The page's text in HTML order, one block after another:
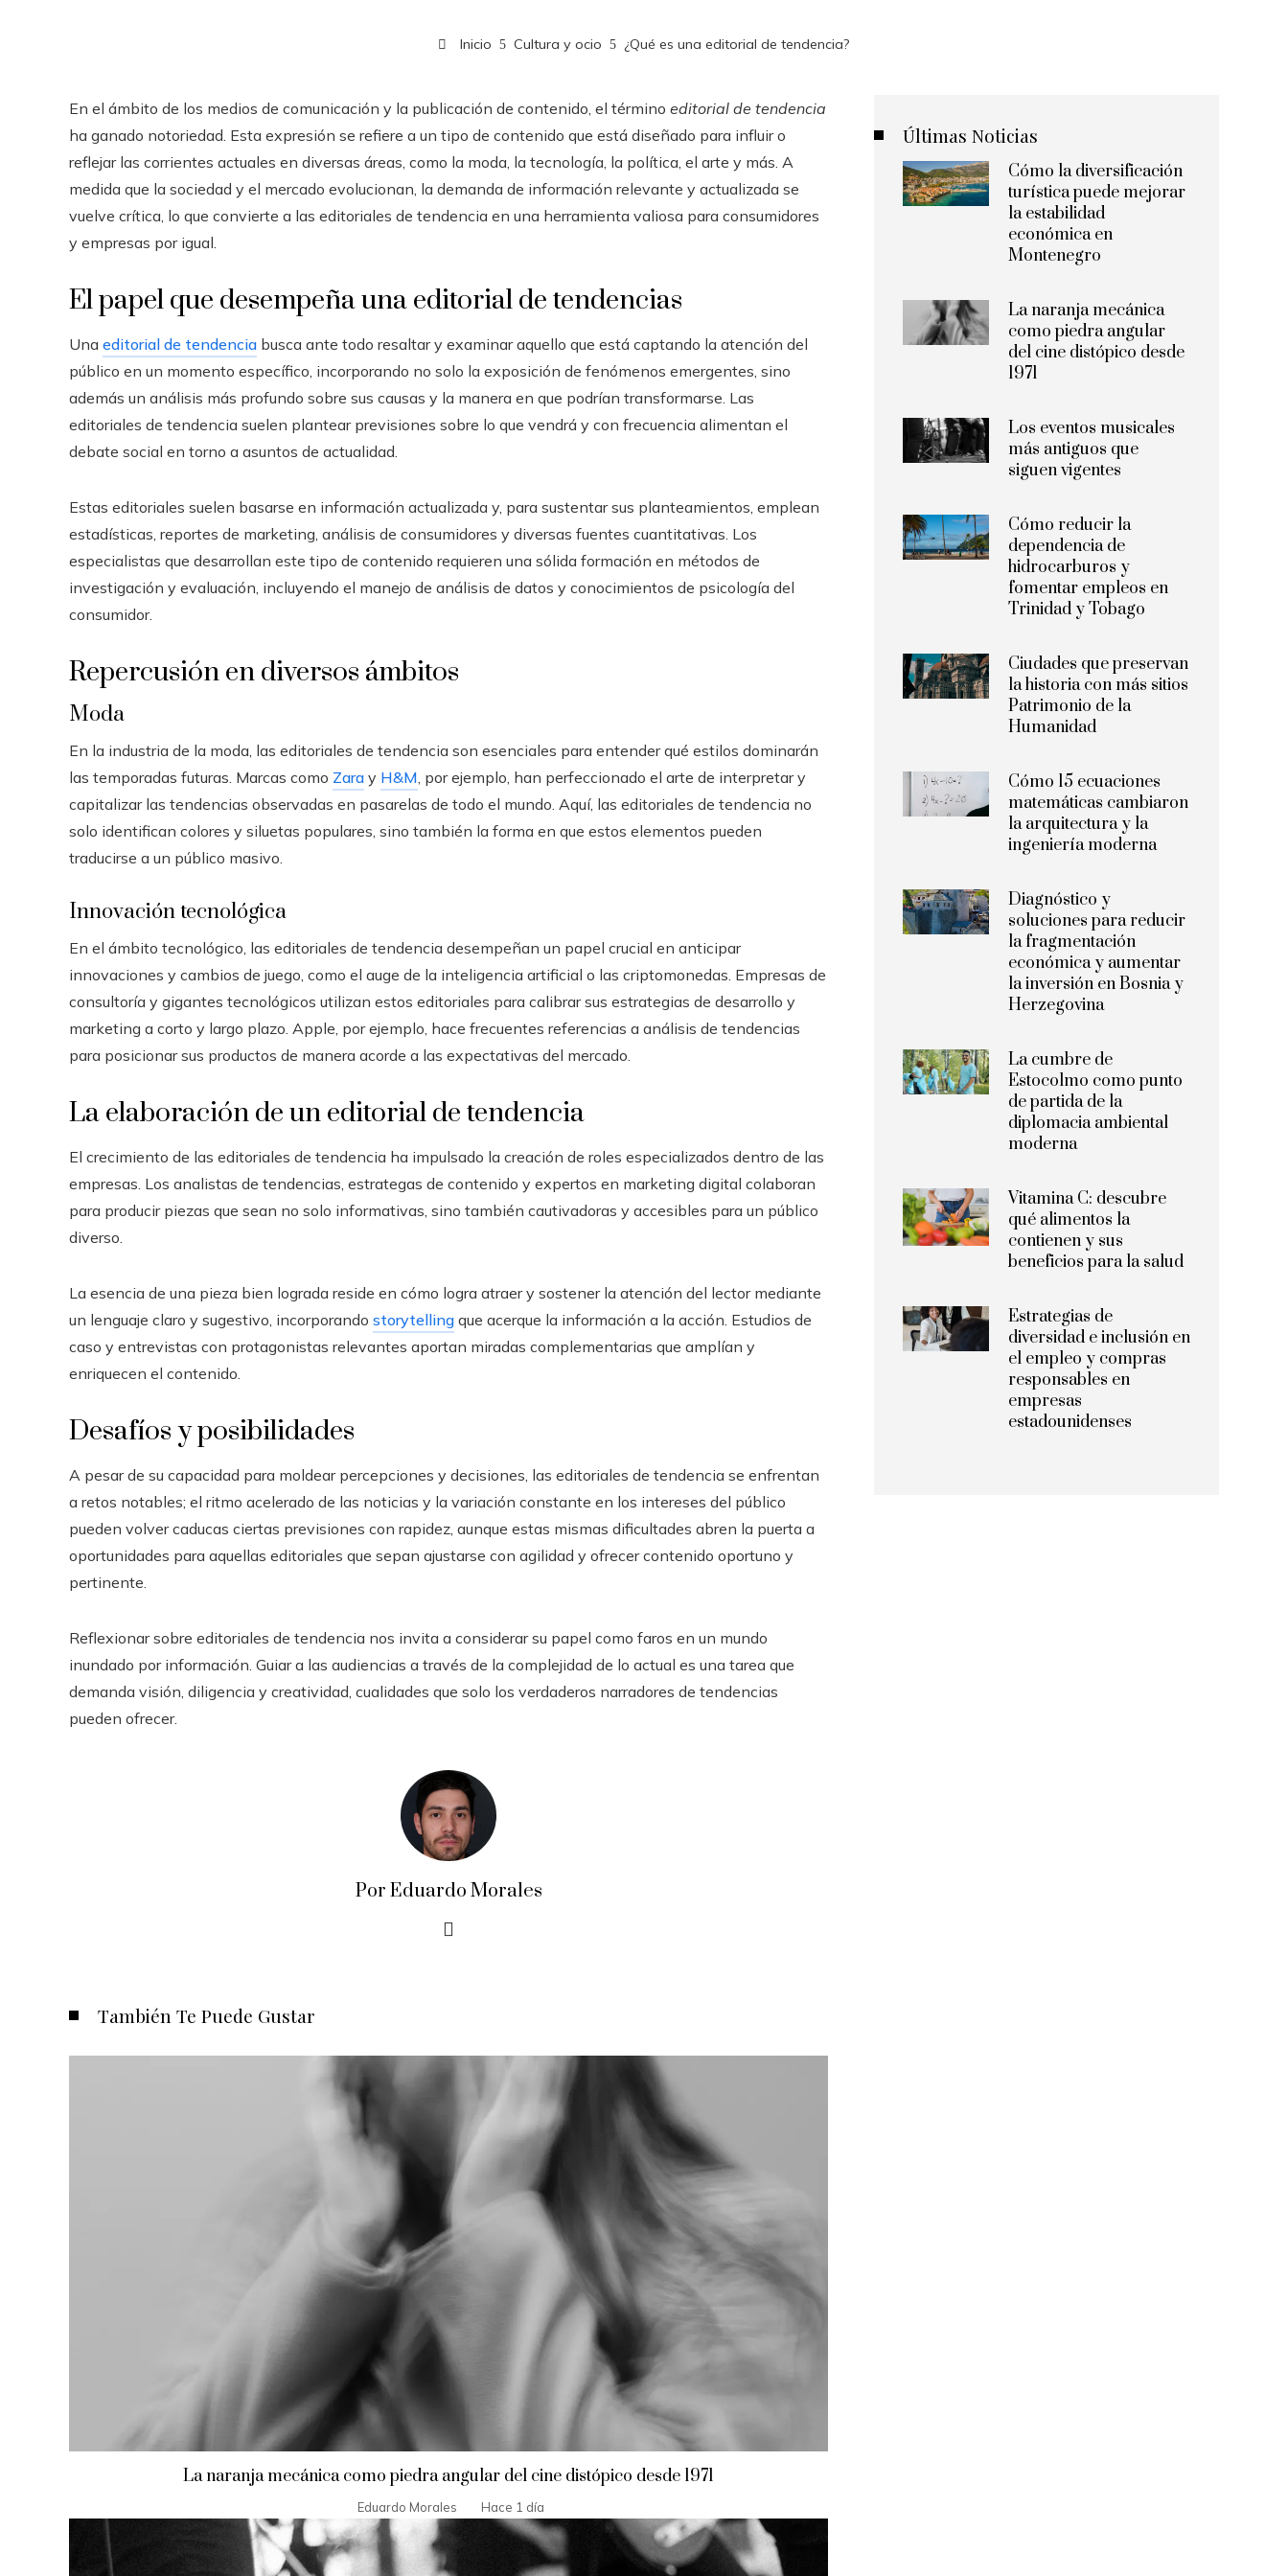
Inicio Cultura y ocio ¿Qué es una editorial de tendencia?
En el ámbito de los medios de comunicación y la publicación de contenido, el término editorial de tendencia
ha ganado notoriedad. Esta expresión se refiere a un tipo de contenido que está diseñado para influir o
reflejar las corrientes actuales en diversas áreas, como la moda, la tecnología, la política, el arte y más. A
medida que la sociedad y el mercado evolucionan, la demanda de información relevante y actualizada se
vuelve crítica, lo que convierte a las editoriales de tendencia en una herramienta valiosa para consumidores
y empresas por igual.
El papel que desempeña una editorial de tendencias
Una editorial de tendencia busca ante todo resaltar y examinar aquello que está captando la atención del
público en un momento específico, incorporando no solo la exposición de fenómenos emergentes, sino
además un análisis más profundo sobre sus causas y la manera en que podrían transformarse. Las
editoriales de tendencia suelen plantear previsiones sobre lo que vendrá y con frecuencia alimentan el
debate social en torno a asuntos de actualidad.
Estas editoriales suelen basarse en información actualizada y, para sustentar sus planteamientos, emplean
estadísticas, reportes de marketing, análisis de consumidores y diversas fuentes cuantitativas. Los
especialistas que desarrollan este tipo de contenido requieren una sólida formación en métodos de
investigación y evaluación, incluyendo el manejo de análisis de datos y conocimientos de psicología del
consumidor.
Repercusión en diversos ámbitos
Moda
En la industria de la moda, las editoriales de tendencia son esenciales para entender qué estilos dominarán
las temporadas futuras. Marcas como Zara y H&M, por ejemplo, han perfeccionado el arte de interpretar y
capitalizar las tendencias observadas en pasarelas de todo el mundo. Aquí, las editoriales de tendencia no
solo identifican colores y siluetas populares, sino también la forma en que estos elementos pueden
traducirse a un público masivo.
Innovación tecnológica
En el ámbito tecnológico, las editoriales de tendencia desempeñan un papel crucial en anticipar
innovaciones y cambios de juego, como el auge de la inteligencia artificial o las criptomonedas. Empresas de
consultoría y gigantes tecnológicos utilizan estos editoriales para calibrar sus estrategias de desarrollo y
marketing a corto y largo plazo. Apple, por ejemplo, hace frecuentes referencias a análisis de tendencias
para posicionar sus productos de manera acorde a las expectativas del mercado.
La elaboración de un editorial de tendencia
El crecimiento de las editoriales de tendencia ha impulsado la creación de roles especializados dentro de las
empresas. Los analistas de tendencias, estrategas de contenido y expertos en marketing digital colaboran
para producir piezas que sean no solo informativas, sino también cautivadoras y accesibles para un público
diverso.
La esencia de una pieza bien lograda reside en cómo logra atraer y sostener la atención del lector mediante
un lenguaje claro y sugestivo, incorporando storytelling que acerque la información a la acción. Estudios de
caso y entrevistas con protagonistas relevantes aportan miradas complementarias que amplían y
enriquecen el contenido.
Desafíos y posibilidades
A pesar de su capacidad para moldear percepciones y decisiones, las editoriales de tendencia se enfrentan
a retos notables; el ritmo acelerado de las noticias y la variación constante en los intereses del público
pueden volver caducas ciertas previsiones con rapidez, aunque estas mismas dificultades abren la puerta a
oportunidades para aquellas editoriales que sepan ajustarse con agilidad y ofrecer contenido oportuno y
pertinente.
Reflexionar sobre editoriales de tendencia nos invita a considerar su papel como faros en un mundo
inundado por información. Guiar a las audiencias a través de la complejidad de lo actual es una tarea que
demanda visión, diligencia y creatividad, cualidades que solo los verdaderos narradores de tendencias
pueden ofrecer.
Por Eduardo Morales
También Te Puede Gustar
La naranja mecánica como piedra angular del cine distópico desde 1971
Eduardo Morales Hace 1 día
Últimas Noticias
Cómo la diversificación
turística puede mejorar
la estabilidad
económica en
Montenegro
La naranja mecánica
como piedra angular
del cine distópico desde
1971
Los eventos musicales
más antiguos que
siguen vigentes
Cómo reducir la
dependencia de
hidrocarburos y
fomentar empleos en
Trinidad y Tobago
Ciudades que preservan
la historia con más sitios
Patrimonio de la
Humanidad
Cómo 15 ecuaciones
matemáticas cambiaron
la arquitectura y la
ingeniería moderna
Diagnóstico y
soluciones para reducir
la fragmentación
económica y aumentar
la inversión en Bosnia y
Herzegovina
La cumbre de
Estocolmo como punto
de partida de la
diplomacia ambiental
moderna
Vitamina C: descubre
qué alimentos la
contienen y sus
beneficios para la salud
Estrategias de
diversidad e inclusión en
el empleo y compras
responsables en
empresas
estadounidenses